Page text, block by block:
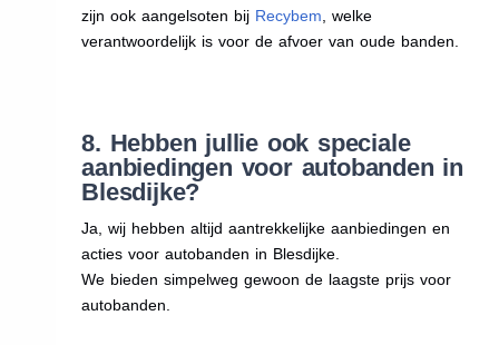
zijn ook aangelsoten bij Recybem , welke
verantwoordelijk is voor de afvoer van oude banden.
8. Hebben jullie ook speciale
aanbiedingen voor autobanden in
Blesdijke?
Ja, wij hebben altijd aantrekkelijke aanbiedingen en
acties voor autobanden in Blesdijke.
We bieden simpelweg gewoon de laagste prijs voor
autobanden.